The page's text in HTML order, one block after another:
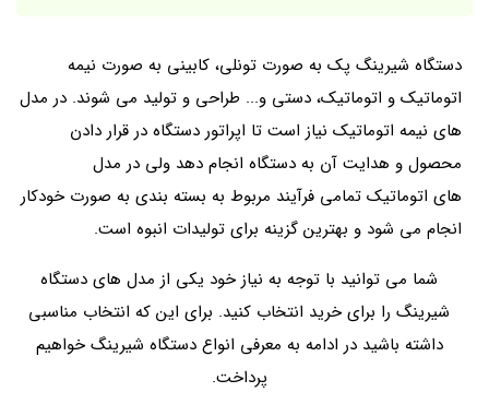
دستگاه‌ شیرینگ پک به صورت تونلی، کابینی به صورت نیمه‌
اتوماتیک و اتوماتیک، دستی و... طراحی و تولید می شوند. در مدل
های نیمه‌ اتوماتیک نیاز است تا اپراتور دستگاه در قرار دادن
محصول و هدایت آن به دستگاه انجام دهد ولی در مدل
های اتوماتیک تمامی فرآیند مربوط به بسته بندی به‌ صورت خودکار
انجام می‌ شود و بهترین گزینه برای تولیدات انبوه است.
شما می توانید با توجه به نیاز خود یکی از مدل های دستگاه
شیرینگ را برای خرید انتخاب کنید. برای این که انتخاب مناسبی
داشته باشید در ادامه به معرفی انواع دستگاه شیرینگ خواهیم
پرداخت.